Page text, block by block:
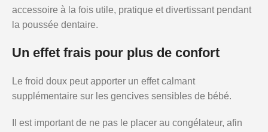
accessoire à la fois utile, pratique et divertissant pendant
la poussée dentaire.
Un effet frais pour plus de confort
Le froid doux peut apporter un effet calmant
supplémentaire sur les gencives sensibles de bébé.
Il est important de ne pas le placer au congélateur, afin